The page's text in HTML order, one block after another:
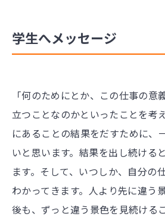
学生へメッセージ
「何のためにとか、この仕事の意
立つことなのかといったことを考
にあることの結果をだすために、
いと思います。結果を出し続ける
ます。そして、いつしか、自分の
わかってきます。人より先に違う
後も、ずっと違う景色を見続ける